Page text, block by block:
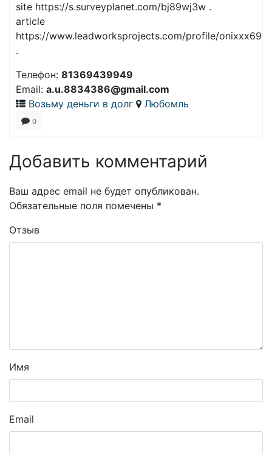
site https://s.surveyplanet.com/bj89wj3w .
article
https://www.leadworksprojects.com/profile/
.
Телефон: 81369439949
Email: a.u.8834386@gmail.com
Возьму деньги в долг
Любомль
0
Добавить комментарий
Ваш адрес email не будет опубликован.
Обязательные поля помечены *
Отзыв
Имя
Email